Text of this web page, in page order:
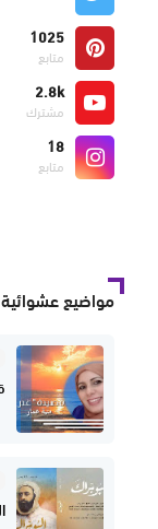
1025
متابع
2.8k
مشترك
18
متابع
مواضيع عشوائية